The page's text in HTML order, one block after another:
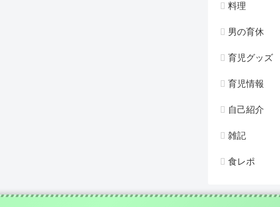
料理
男の育休
育児グッズ
育児情報
自己紹介
雑記
食レポ